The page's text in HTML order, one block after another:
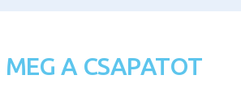
MEG A CSAPATOT